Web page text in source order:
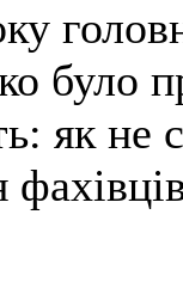
було
як не